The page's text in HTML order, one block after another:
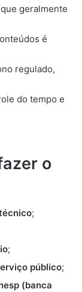
geralmente
é
regulado,
do tempo e
o
;
;
público;
(banca